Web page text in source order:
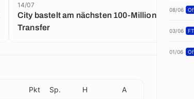
City bastelt am nächsten 100-Millionen-
Transfer
14/07
Pkt Sp. H A
08/06
03/06
01/06